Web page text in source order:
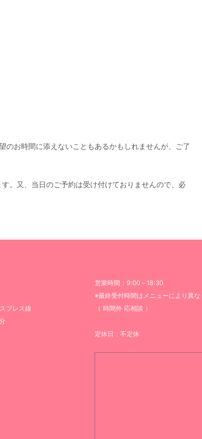
お時間に添えないこともあるかもしれませんが、ご了
。又、当日のご予約は受け付けておりませんので、必
プレス線
営業時間：9:00～18:30
※最終受付時間はメニューにより異な
（ 時間外 応相談 ）
定休日：不定休